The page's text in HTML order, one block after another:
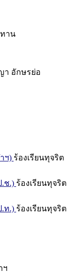
าน
อักษรย่อ
ฯ) ร้องเรียนทุจริต
.ช.) ร้องเรียนทุจริต
.ท.) ร้องเรียนทุจริต
ฯ